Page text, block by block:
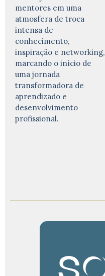
mentores em uma
atmosfera de troca
intensa de
conhecimento,
inspiração e networking,
marcando o início de
uma jornada
transformadora de
aprendizado e
desenvolvimento
profissional.